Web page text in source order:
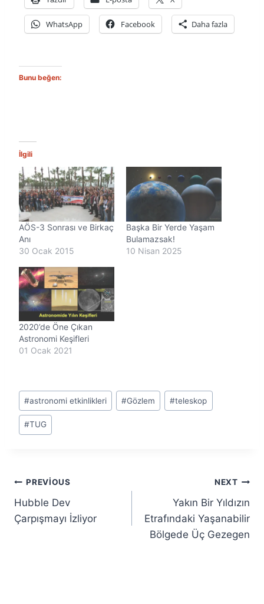
WhatsApp Facebook Daha fazla
Bunu beğen:
İlgili
AÖS-3 Sonrası ve Birkaç
Anı
30 Ocak 2015
Başka Bir Yerde Yaşam
Bulamazsak!
10 Nisan 2025
2020’de Öne Çıkan
Astronomi Keşifleri
01 Ocak 2021
Post
Tags:
#astronomi etkinlikleri #Gözlem #teleskop
#TUG
Yazı
gezinmesi
PREVIOUS
Hubble Dev
Çarpışmayı İzliyor
NEXT
Yakın Bir Yıldızın
Etrafındaki Yaşanabilir
Bölgede Üç Gezegen